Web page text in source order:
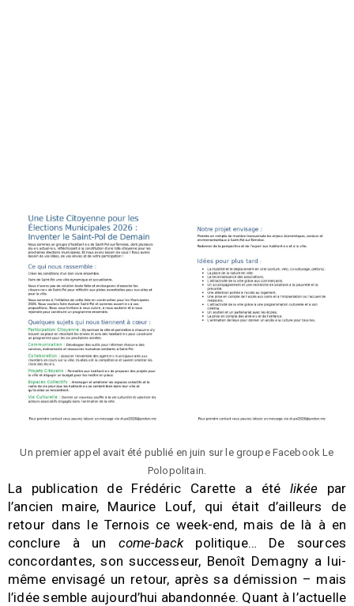
Un premier appel avait été publié en juin sur le groupe Facebook Le
Polopolitain.
La publication de Frédéric Carette a étélikée par
l’ancien maire, Maurice Louf, qui était d’ailleurs de
retour dans le Ternois ce week-end, mais de là à en
conclure à un come-backpolitique… De sources
concordantes, son successeur, Benoît Demagny a lui-
même envisagé un retour, après sa démission – mais
l’idée semble aujourd’hui abandonnée. Quant à l’actuelle